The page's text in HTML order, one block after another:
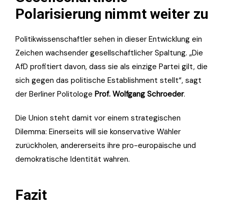
Polarisierung nimmt weiter zu
Politikwissenschaftler sehen in dieser Entwicklung ein
Zeichen wachsender gesellschaftlicher Spaltung. „Die
AfD profitiert davon, dass sie als einzige Partei gilt, die
sich gegen das politische Establishment stellt“, sagt
der Berliner Politologe Prof. Wolfgang Schroeder.
Die Union steht damit vor einem strategischen
Dilemma: Einerseits will sie konservative Wähler
zurückholen, andererseits ihre pro-europäische und
demokratische Identität wahren.
Fazit